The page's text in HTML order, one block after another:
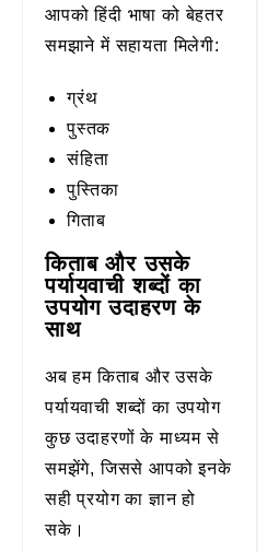
आपको हिंदी भाषा को बेहतर
समझाने में सहायता मिलेगी:
ग्रंथ
पुस्तक
संहिता
पुस्तिका
गिताब
किताब और उसके
पर्यायवाची शब्दों का
उपयोग उदाहरण के
साथ
अब हम किताब और उसके
पर्यायवाची शब्दों का उपयोग
कुछ उदाहरणों के माध्यम से
समझेंगे, जिससे आपको इनके
सही प्रयोग का ज्ञान हो
सके।